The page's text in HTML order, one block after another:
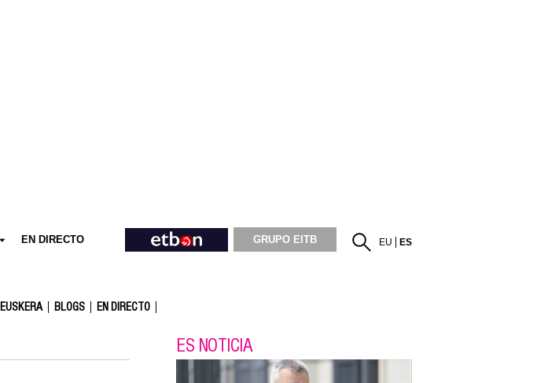
EN DIRECTO GRUPO EITB EU ES
EUSKERA BLOGS EN DIRECTO
ES NOTICIA